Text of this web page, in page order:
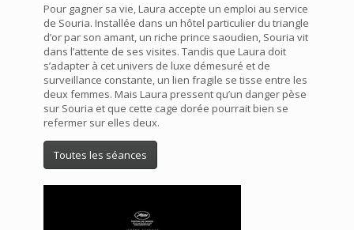
Pour gagner sa vie, Laura accepte un emploi au service
de Souria. Installée dans un hôtel particulier du triangle
d’or par son amant, un riche prince saoudien, Souria vit
dans l’attente de ses visites. Tandis que Laura doit
s’adapter à cet univers de luxe démesuré et de
surveillance constante, un lien fragile se tisse entre les
deux femmes. Mais Laura pressent qu’un danger pèse
sur Souria et que cette cage dorée pourrait bien se
refermer sur elles deux.
Toutes les séances